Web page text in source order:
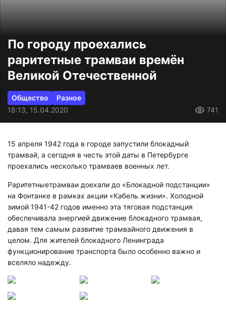
По городу проехались
раритетные трамваи времён
Великой Отечественной
Общество
Разное
18:13, 15.04.2020
741
15 апреля 1942 года в городе запустили блокадный
трамвай, а сегодня в честь этой даты в Петербурге
проехались несколько трамваев военных лет.
Раритетныетрамваи доехали до «Блокадной подстанции»
на Фонтанке в рамках акции «Кабель жизни». Холодной
зимой 1941-42 годов именно эта тяговая подстанция
обеспечивала энергией движение блокадного трамвая,
давая тем самым развитие трамвайного движения в
целом. Для жителей блокадного Ленинграда
функционирование транспорта было особенно важно и
вселяло надежду.